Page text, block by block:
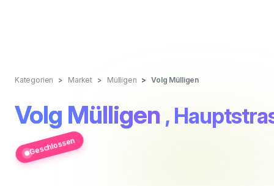
Kategorien Market Mülligen Volg Mülligen
Volg Mülligen ,
Geschlossen